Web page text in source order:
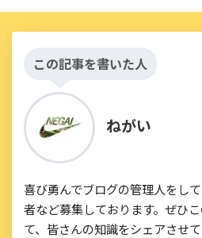
この記事を書いた人
ねがい
喜び勇んでブログの管理人をし
者など募集しております。ぜひ
て、皆さんの知識をシェアさせて